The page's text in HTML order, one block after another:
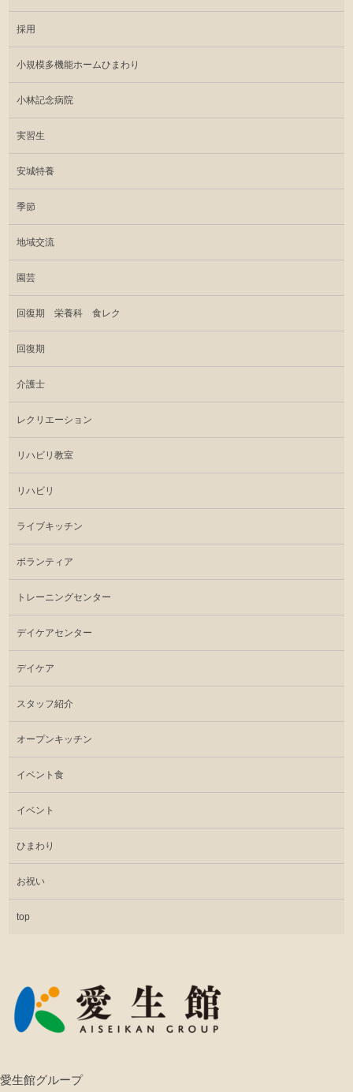
採用
小規模多機能ホームひまわり
小林記念病院
実習生
安城特養
季節
地域交流
園芸
回復期 栄養科 食レク
回復期
介護士
レクリエーション
リハビリ教室
リハビリ
ライブキッチン
ボランティア
トレーニングセンター
デイケアセンター
デイケア
スタッフ紹介
オープンキッチン
イベント食
イベント
ひまわり
お祝い
top
愛生館グループ